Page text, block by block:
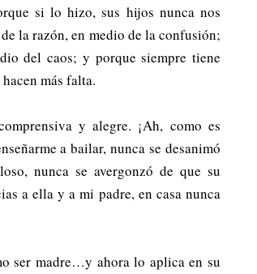
si lo hizo, sus hijos nunca nos
la razón, en medio de la confusión;
del caos; y porque siempre tiene
más falta.
y alegre. ¡Ah, como es
a bailar, nunca se desanimó
nunca se avergonzó de que su
a ella y a mi padre, en casa nunca
ser madre…y ahora lo aplica en su